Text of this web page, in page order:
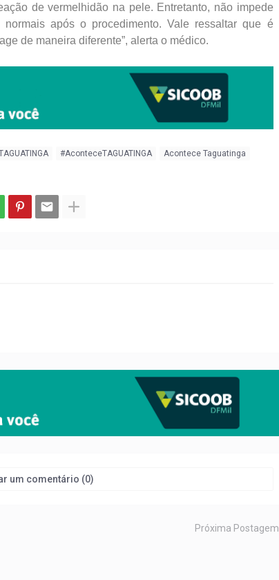
de vermelhidão na pele. Entretanto, não impede
após o procedimento. Vale ressaltar que é
de maneira diferente”, alerta o médico.
#AconteceTAGUATINGA Acontece Taguatinga
um comentário (0)
Próxima Postagem